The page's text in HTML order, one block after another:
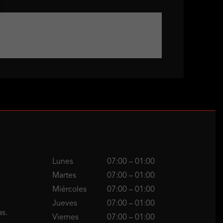
Lunes
07:00 – 01:00
Martes
07:00 – 01:00
Miércoles
07:00 – 01:00
Jueves
07:00 – 01:00
Viernes
07:00 – 01:00